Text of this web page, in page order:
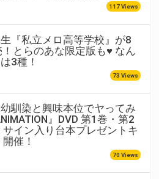
117 Views
『私立メロ高等学校』が8
とらのあな限定版も♥ なん
3種！
73 Views
幼馴染と興味本位でヤってみ
』DVD 第1巻・第2
イン入り台本プレゼントキ
催！
70 Views